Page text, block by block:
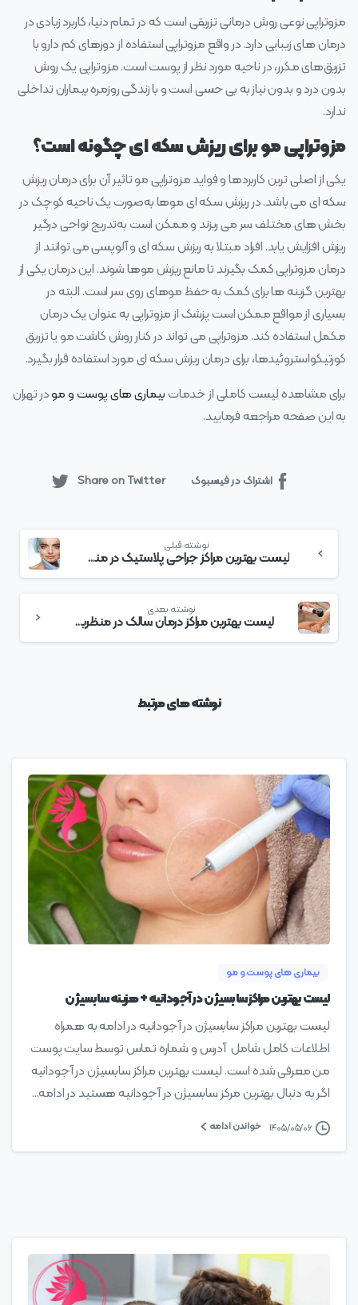
مزوتراپی نوعی روش درمانی تزریقی است که در تمام دنیا، کاربرد زیادی در
درمان‌ های زیبایی دارد. در واقع مزوتراپی استفاده از دوزهای کم دارو با
تزریق‌های مکرر، در ناحیه مورد نظر از پوست است. مزوتراپی یک روش
بدون درد و بدون نیاز به بی‌ حسی است و با زندگی روزمره بیماران تداخلی
ندارد.
مزوتراپی مو برای ریزش سکه ای چگونه است؟
یکی از اصلی‌ ترین کاربردها و فواید مزوتراپی مو تاثیر آن برای درمان ریزش
سکه‌ ای می باشد. در ریزش سکه‌ ای موها به‌صورت یک ناحیه کوچک در
بخش‌ های مختلف سر می‌ ریزند و ممکن است به‌تدریج نواحی درگیر
ریزش افزایش یابد. افراد مبتلا به ریزش سکه‌ ای و آلوپسی می‌ توانند از
درمان مزوتراپی کمک بگیرند تا مانع ریزش موها شوند. این درمان یکی از
بهترین گزینه‌ ها برای کمک به حفظ موهای روی سر است. البته در
بسیاری از مواقع ممکن است پزشک از مزوتراپی به‌ عنوان یک درمان
مکمل استفاده کند. مزوتراپی می‌ تواند در کنار روش کاشت مو یا تزریق
کورتیکواستروئیدها، برای درمان ریزش سکه‌ ای مورد استفاده قرار بگیرد.
برای مشاهده لیست کاملی از خدماتبیماری های پوست و مودر تهران
به این صفحه مراجعه فرمایید.
اشتراک در فیسبوک Share on Twitter
بخوانید
نوشته قبلی
لیست بهترین مراکز جراحی پلاستیک در منظریه + هزینه جراحی پلاستیک
نوشته بعدی
لیست بهترین مراکز درمان سالک در منظریه + هزینه درمان سالک
نوشته های مرتبط
0
بیماری های پوست و مو
لیست بهترین مراکز سابسیژن در آجودانیه + هزینه سابسیژن
لیست بهترین مراکز سابسیژن در آجودانیه در ادامه به همراه
اطلاعات کامل شامل آدرس و شماره تماس توسط سایت پوست
من معرفی شده است. لیست بهترین مراکز سابسیژن در آجودانیه
اگر به دنبال بهترین مرکز سابسیژن در آجودانیه هستید در ادامه...
۱۴۰۵/۰۵/۰۶ خواندن ادامه